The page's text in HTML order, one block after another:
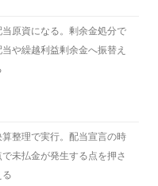
当原資になる。剰余金処分で
当や繰越利益剰余金へ振替え
算整理で実行。配当宣言の時
で未払金が発生する点を押さ
る